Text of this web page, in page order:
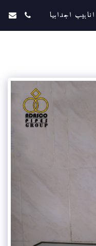
اجدابيا